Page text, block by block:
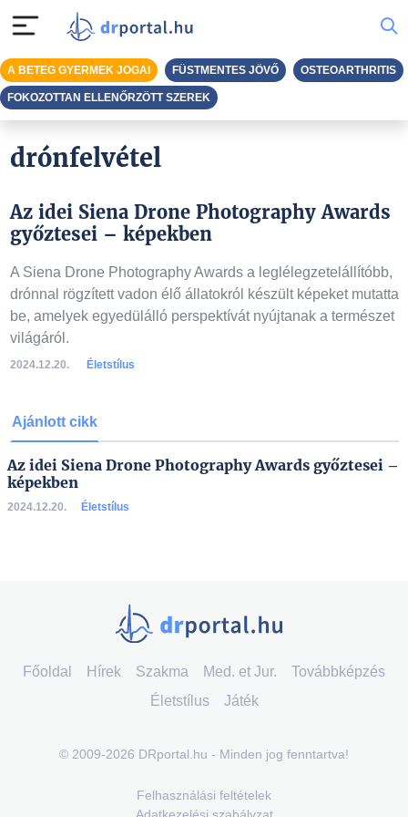
drónfelvétel
Az idei Siena Drone Photography Awards
győztesei – képekben
A Siena Drone Photography Awards a leglélegzetelállítóbb,
drónnal rögzített vadon élő állatokról készült képeket mutatta
be, amelyek egyedülálló perspektívát nyújtanak a természet
világáról.
2024.12.20. Életstílus
Ajánlott cikk
Az idei Siena Drone Photography Awards győztesei –
képekben
2024.12.20. Életstílus
A BETEG GYERMEK JOGAI FÜSTMENTES JÖVŐ OSTEOARTHRITIS
FOKOZOTTAN ELLENŐRZÖTT SZEREK
Főoldal Hírek Szakma Med. et Jur.
Továbbképzés
Életstílus
Játék
© 2009-2026 DRportal.hu - Minden jog fenntartva!
Felhasználási feltételek